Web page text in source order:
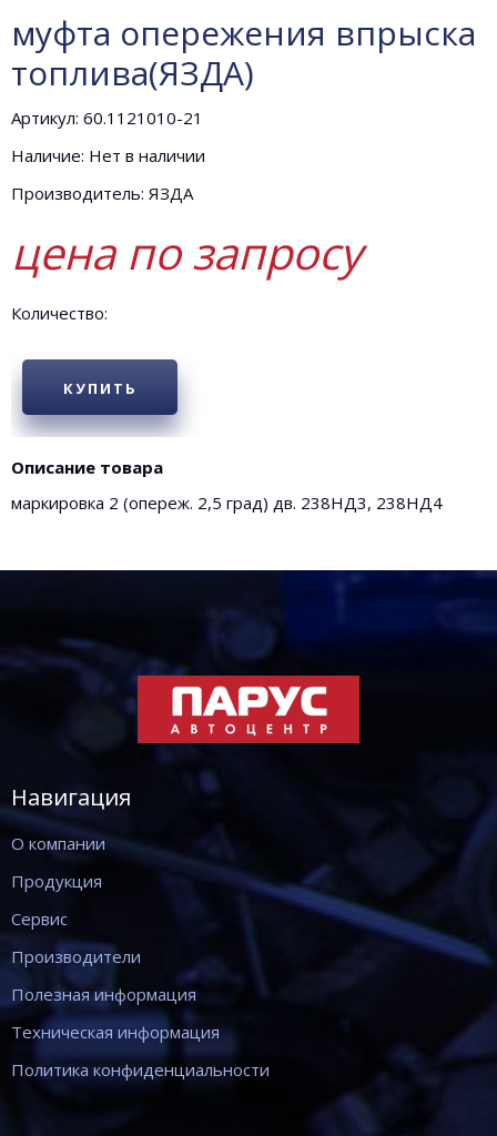
муфта опережения впрыска
топлива(ЯЗДА)
Артикул: 60.1121010-21
Наличие: Нет в наличии
Производитель: ЯЗДА
цена по запросу
Количество:
КУПИТЬ
Описание товара
маркировка 2 (опереж. 2,5 град) дв. 238НД3, 238НД4
Навигация
О компании
Продукция
Сервис
Производители
Полезная информация
Техническая информация
Политика конфиденциальности